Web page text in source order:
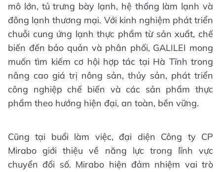
mô lớn, tủ trưng bày lạnh, hệ thống làm lạnh và
đông lạnh thương mại. Với kinh nghiệm phát triển
chuỗi cung ứng lạnh thực phẩm từ sản xuất, chế
biến đến bảo quản và phân phối, GALILEI mong
muốn tìm kiếm cơ hội hợp tác tại Hà Tĩnh trong
nâng cao giá trị nông sản, thủy sản, phát triển
công nghiệp chế biến và các sản phẩm thực
phẩm theo hướng hiện đại, an toàn, bền vững.
Cũng tại buổi làm việc, đại diện Công ty CP
Mirabo giới thiệu về năng lực trong lĩnh vực
chuyển đổi số. Mirabo hiện đảm nhiệm vai trò